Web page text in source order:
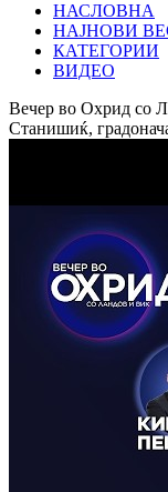
НАСЛОВНА
НАЈНОВИ
КАТЕГОРИИ
ВИДЕО
Вечер во Охрид со
Станишиќ,